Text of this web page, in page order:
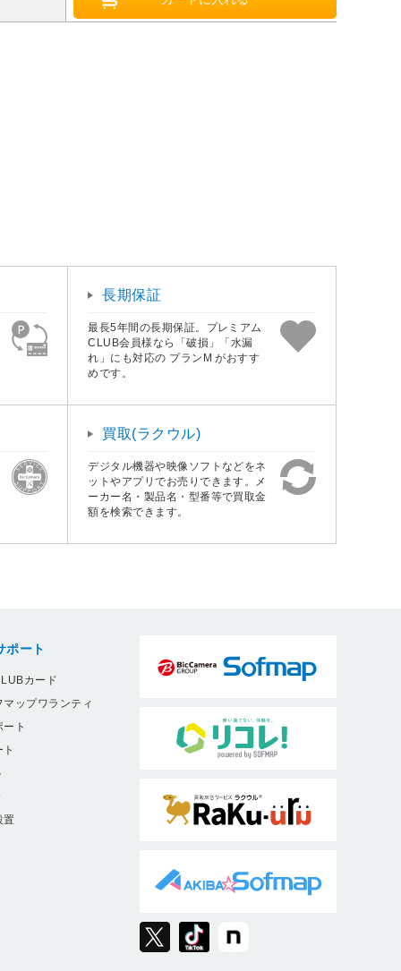
長期保証
最長5年間の長期保証。プレミアム
CLUB会員様なら「破損」「水漏
れ」にも対応の プランM がおすす
めです。
買取(ラクウル)
デジタル機器や映像ソフトなどをネ
ットやアプリでお売りできます。メ
ーカー名・製品名・型番等で買取金
額を検索できます。
ポート
カード
ップワランティ
ト
置